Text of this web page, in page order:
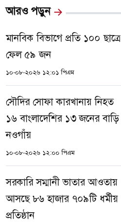
আরও পড়ুন
মানবিক বিভাগে প্রতি ১০০ ছাত্রে
ফেল ৫৯ জন
১০-০৮-২০২৬ ১২:০১ পিএম
সৌদির সোফা কারখানায় নিহত
১৬ বাংলাদেশির ১৩ জনের বাড়ি
নওগাঁয়
১০-০৮-২০২৬ ১২:০০ পিএম
সরকারি সম্মানী ভাতার আওতায়
আসছে ৮৬ হাজার ৭০৯টি ধর্মীয়
প্রতিষ্ঠান